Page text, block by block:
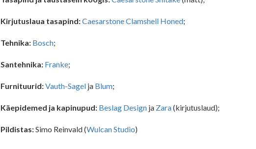
Kirjutuslaua tasapind:Caesarstone Clamshell Honed;
Tehnika: Bosch;
Santehnika: Franke;
Furnituurid:Vauth-Sagel ja Blum;
Käepidemed ja kapinupud: Beslag Design ja Zara(kirjutuslaud);
Pildistas:Simo Reinvald (Wulcan Studio)